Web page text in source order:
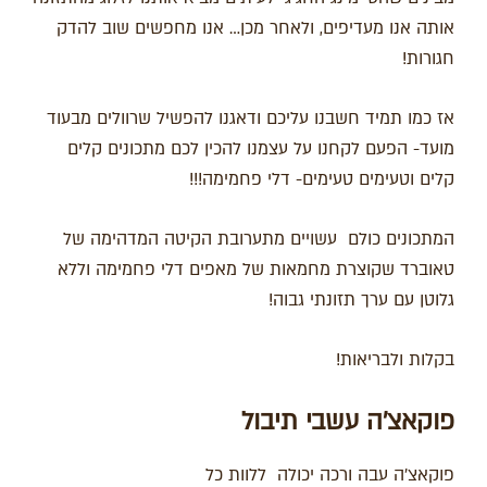
אותה אנו מעדיפים, ולאחר מכן… אנו מחפשים שוב להדק
חגורות!
אז כמו תמיד חשבנו עליכם ודאגנו להפשיל שרוולים מבעוד
מועד- הפעם לקחנו על עצמנו להכין לכם מתכונים קלים
קלים וטעימים טעימים- דלי פחמימה!!!
המתכונים כולם עשויים מתערובת הקיטה המדהימה של
טאוברד שקוצרת מחמאות של מאפים דלי פחמימה וללא
גלוטן עם ערך תזונתי גבוה!
בקלות ולבריאות!
פוקאצ'ה עשבי תיבול
פוקאצ'ה עבה ורכה יכולה ללוות כל